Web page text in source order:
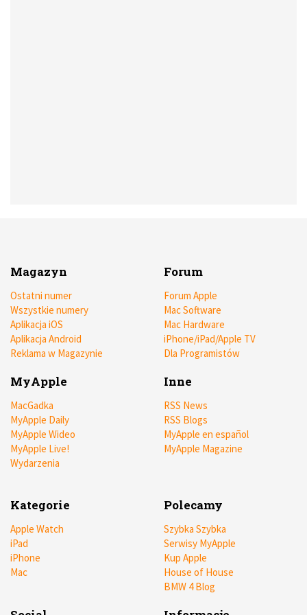
Magazyn
Ostatni numer
Wszystkie numery
Aplikacja iOS
Aplikacja Android
Reklama w Magazynie
Forum
Forum Apple
Mac Software
Mac Hardware
iPhone/iPad/Apple TV
Dla Programistów
MyApple
MacGadka
MyApple Daily
MyApple Wideo
MyApple Live!
Wydarzenia
Inne
RSS News
RSS Blogs
MyApple en español
MyApple Magazine
Kategorie
Apple Watch
iPad
iPhone
Mac
Polecamy
Szybka Szybka
Serwisy MyApple
Kup Apple
House of House
BMW 4 Blog